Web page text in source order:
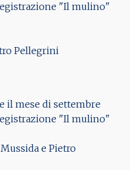
"Il mulino"
Pellegrini
il mese di settembre
"Il mulino"
e Pietro